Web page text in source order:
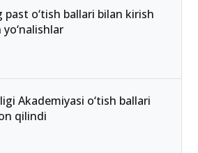
past o‘tish ballari bilan kirish
Akademiyasi o‘tish ballari
qilindi